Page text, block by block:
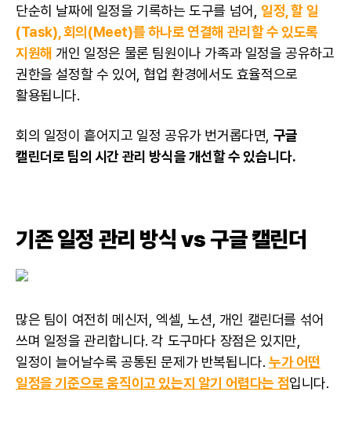
단순히 날짜에 일정을 기록하는 도구를 넘어, 일정, 할 일
(Task), 회의(Meet)를 하나로 연결해 관리할 수 있도록
지원해 개인 일정은 물론 팀원이나 가족과 일정을 공유하고
권한을 설정할 수 있어, 협업 환경에서도 효율적으로
활용됩니다.
회의 일정이 흩어지고 일정 공유가 번거롭다면, 구글
캘린더로 팀의 시간 관리 방식을 개선할 수 있습니다.
기존 일정 관리 방식 vs 구글 캘린더
많은 팀이 여전히 메신저, 엑셀, 노션, 개인 캘린더를 섞어
쓰며 일정을 관리합니다. 각 도구마다 장점은 있지만,
일정이 늘어날수록 공통된 문제가 반복됩니다.누가 어떤
일정을 기준으로 움직이고 있는지 알기 어렵다는 점입니다.